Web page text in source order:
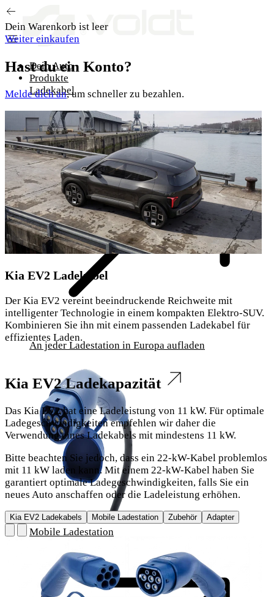
Zum Inhalt springen
Dein Auto
Produkte
Ladekabel
An jeder Ladestation in Europa aufladen
Mobile Ladestation
Dein Warenkorb ist leer
Weiter einkaufen
Hast du ein Konto?
Melde dich an, um schneller zu bezahlen.
Kia EV2 Ladekabel
Der Kia EV2 vereint beeindruckende Reichweite mit
intelligenter Technologie in einem kompakten Elektro-SUV.
Kombinieren Sie ihn mit einem passenden Ladekabel für
effizientes Laden.
Kia EV2 Ladekapazität
Das Kia EV2 hat eine Ladeleistung von 11 kW. Für optimale
Ladegeschwindigkeiten empfehlen wir daher die
Verwendung eines Ladekabels mit mindestens 11 kW.
Bitte beachten Sie jedoch, dass ein 22-kW-Kabel problemlos
mit 11 kW laden kann. Mit einem 22-kW-Kabel haben Sie
garantiert optimale Ladegeschwindigkeiten, falls Sie ein
neues Auto anschaffen oder die Ladeleistung erhöhen.
Kia EV2 Ladekabels Mobile Ladestation Zubehör Adapter